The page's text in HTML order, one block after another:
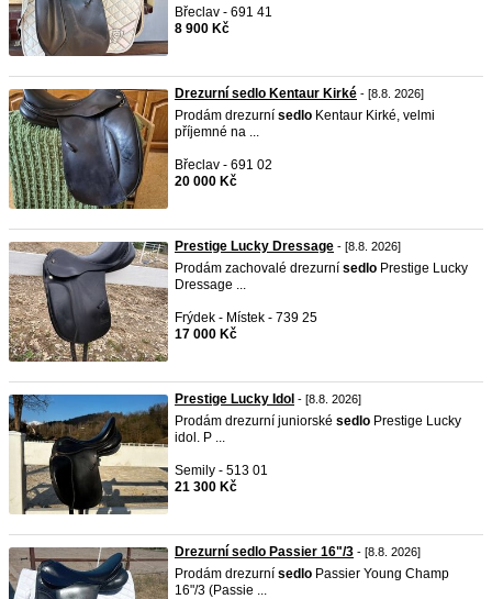
Břeclav - 691 41
8 900 Kč
Drezurní sedlo Kentaur Kirké - [8.8. 2026]
Prodám drezurní sedlo Kentaur Kirké, velmi
příjemné na ...
Břeclav - 691 02
20 000 Kč
Prestige Lucky Dressage - [8.8. 2026]
Prodám zachovalé drezurní sedlo Prestige Lucky
Dressage ...
Frýdek - Místek - 739 25
17 000 Kč
Prestige Lucky Idol - [8.8. 2026]
Prodám drezurní juniorské sedlo Prestige Lucky
idol. P ...
Semily - 513 01
21 300 Kč
Drezurní sedlo Passier 16"/3 - [8.8. 2026]
Prodám drezurní sedlo Passier Young Champ
16"/3 (Passie ...